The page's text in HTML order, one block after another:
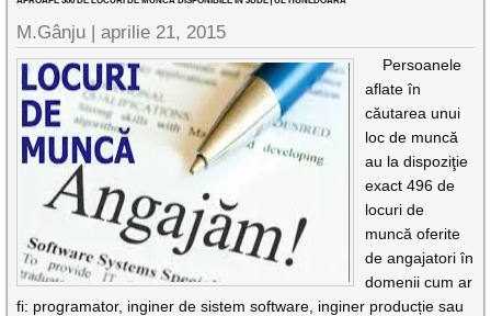
M.Gânju |aprilie 21, 2015
Persoanele
aflate în
căutarea unui
loc de muncă
au la dispoziţie
exact 496 de
locuri de
muncă oferite
de angajatori în
domenii cum ar
fi: programator, inginer de sistem software, inginer producție sau